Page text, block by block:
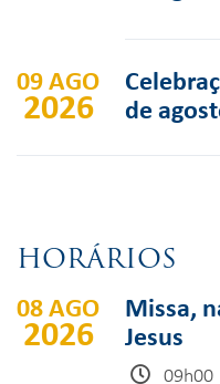
09 AGO
2026
de
HORÁRIOS
08 AGO
2026
Missa,
Jesus
09h00